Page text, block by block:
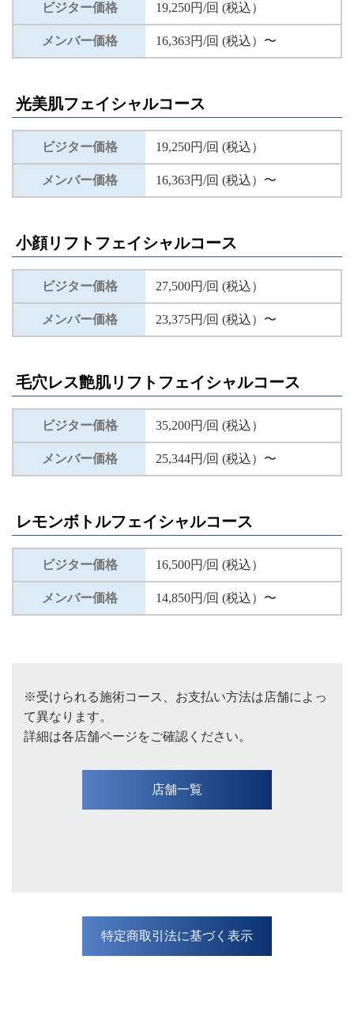
ビジター価格 19,250円/回 (税込）
メンバー価格 16,363円/回 (税込）〜
光美肌フェイシャルコース
ビジター価格 19,250円/回 (税込）
メンバー価格 16,363円/回 (税込）〜
小顔リフトフェイシャルコース
ビジター価格 27,500円/回 (税込）
メンバー価格 23,375円/回 (税込）〜
毛穴レス艶肌リフトフェイシャルコース
ビジター価格 35,200円/回 (税込）
メンバー価格 25,344円/回 (税込）〜
レモンボトルフェイシャルコース
ビジター価格 16,500円/回 (税込）
メンバー価格 14,850円/回 (税込）〜
※受けられる施術コース、お支払い方法は店舗によっ
て異なります。
詳細は各店舗ページをご確認ください。
店舗一覧
特定商取引法に基づく表示